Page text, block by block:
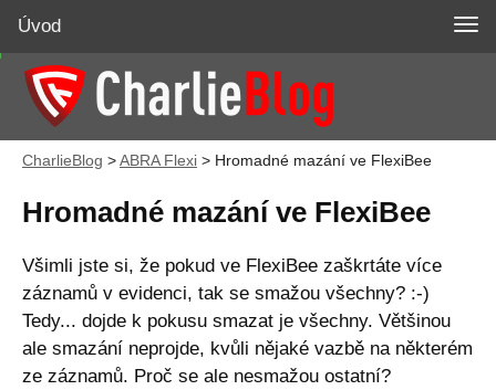
CharlieBlog >ABRA Flexi > Hromadné mazání ve FlexiBee
Hromadné mazání ve FlexiBee
Všimli jste si, že pokud ve FlexiBee zaškrtáte více
záznamů v evidenci, tak se smažou všechny? :-)
Tedy... dojde k pokusu smazat je všechny. Většinou
ale smazání neprojde, kvůli nějaké vazbě na některém
ze záznamů. Proč se ale nesmažou ostatní?
Úvod